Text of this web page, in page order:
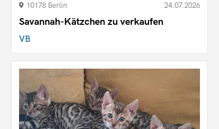
10178 Berlin 24.07.2026
Savannah-Kätzchen zu verkaufen
VB